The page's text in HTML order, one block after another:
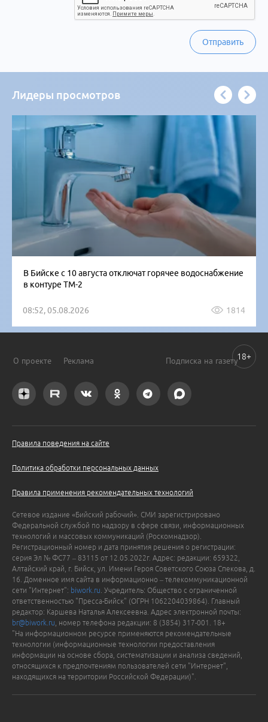
Отправить
Лидеры просмотров
В Бийске с 10 августа отключат горячее водоснабжение
в контуре ТМ-2
08:52, 05.08.2026 1814
О проекте Реклама Подписка на газету
Правила поведения на сайте
Политика обработки персональных данных
Правила применения рекомендательных технологий
Сетевое издание «Бийский рабочий». СМИ зарегистрировано
Федеральной службой по надзору в сфере связи, информационных
технологий и массовых коммуникаций (Роскомнадзор).
Регистрационный номер и дата принятия решения о регистрации:
серия Эл № ФС77 – 83115 от 12.05.2022г. Адрес: редакции: 659322,
Алтайский край, г. Бийск, ул. Имени Героя Советского Союза Спекова, д.
16. Доменное имя сайта в информационно – телекоммуникационной
сети "Интернет": biwork.ru . Учредитель: Общество с ограниченной
ответственностью "Пресса-Бийск" (ОГРН 1062204039864). Главный
редактор: Каршева Наталья Алексеевна. Адрес электронной почты:
br@biwork.ru , номер телефона редакции: 8 (3854) 317-001. 18+
"На информационном ресурсе применяются рекомендательные
технологии (информационные технологии предоставления
информации на основе сбора, систематизации и анализа сведений,
относящихся к предпочтениям пользователей сети "Интернет",
находящихся на территории Российской Федерации)".
18+